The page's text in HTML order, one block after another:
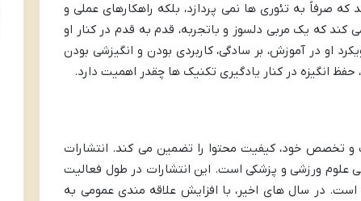
که صرفاً به تئوری ها نمی پردازد، بلکه راهکارهای عملی و
کند که یک مربی دلسوز و باتجربه، قدم به قدم در کنار او
او در آموزش، بر سادگی، کاربردی بودن و انگیزشی بودن
حفظ انگیزه در کنار یادگیری تکنیک ها چقدر اهمیت دارد.
و تخصص خود، کیفیت محتوا را تضمین می کند. انتشارات
علوم ورزشی و پزشکی است. این انتشارات در طول فعالیت
است. در سال های اخیر، با افزایش علاقه مندی عمومی به